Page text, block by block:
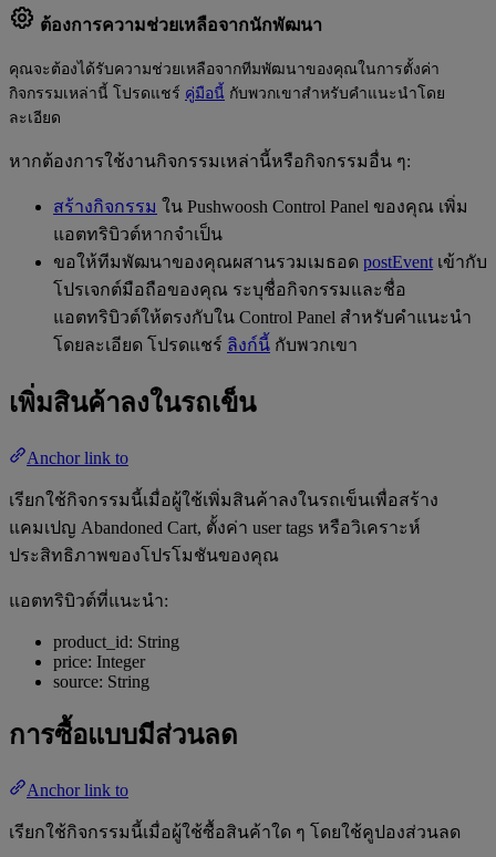
ต้องการความช่วยเหลือจากนักพัฒนา
คุณจะต้องได้รับความช่วยเหลือจากทีมพัฒนาของคุณในการตั้งค่า
กิจกรรมเหล่านี้ โปรดแชร์ คู่มือนี้ กับพวกเขาสำหรับคำแนะนำโดย
ละเอียด
หากต้องการใช้งานกิจกรรมเหล่านี้หรือกิจกรรมอื่น ๆ:
สร้างกิจกรรม ใน Pushwoosh Control Panel ของคุณ เพิ่ม
แอตทริบิวต์หากจำเป็น
ขอให้ทีมพัฒนาของคุณผสานรวมเมธอด postEvent เข้ากับ
โปรเจกต์มือถือของคุณ ระบุชื่อกิจกรรมและชื่อ
แอตทริบิวต์ให้ตรงกับใน Control Panel สำหรับคำแนะนำ
โดยละเอียด โปรดแชร์ ลิงก์นี้ กับพวกเขา
เพิ่มสินค้าลงในรถเข็น
Anchor link to
เรียกใช้กิจกรรมนี้เมื่อผู้ใช้เพิ่มสินค้าลงในรถเข็นเพื่อสร้าง
แคมเปญ Abandoned Cart, ตั้งค่า user tags หรือวิเคราะห์
ประสิทธิภาพของโปรโมชันของคุณ
แอตทริบิวต์ที่แนะนำ:
product_id: String
price: Integer
source: String
การซื้อแบบมีส่วนลด
Anchor link to
เรียกใช้กิจกรรมนี้เมื่อผู้ใช้ซื้อสินค้าใด ๆ โดยใช้คูปองส่วนลด